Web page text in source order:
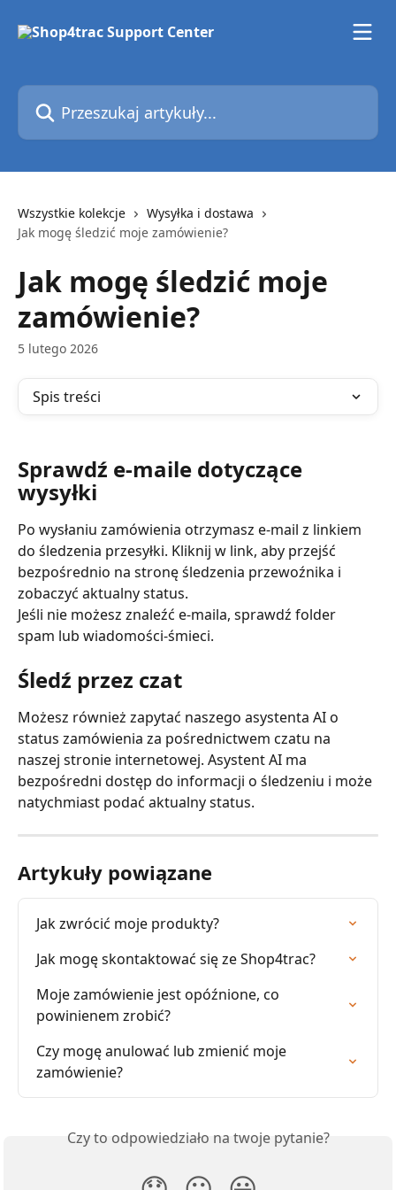
Przeszukaj artykuły...
Wszystkie kolekcje
Wysyłka i dostawa
Jak mogę śledzić moje zamówienie?
Jak mogę śledzić moje
zamówienie?
5 lutego 2026
Spis treści
Sprawdź e-maile dotyczące
wysyłki
Po wysłaniu zamówienia otrzymasz e-mail z linkiem
do śledzenia przesyłki. Kliknij w link, aby przejść
bezpośrednio na stronę śledzenia przewoźnika i
zobaczyć aktualny status.
Jeśli nie możesz znaleźć e-maila, sprawdź folder
spam lub wiadomości-śmieci.
Śledź przez czat
Możesz również zapytać naszego asystenta AI o
status zamówienia za pośrednictwem czatu na
naszej stronie internetowej. Asystent AI ma
bezpośredni dostęp do informacji o śledzeniu i może
natychmiast podać aktualny status.
Artykuły powiązane
Jak zwrócić moje produkty?
Jak mogę skontaktować się ze Shop4trac?
Moje zamówienie jest opóźnione, co
powinienem zrobić?
Czy mogę anulować lub zmienić moje
zamówienie?
Czy to odpowiedziało na twoje pytanie?